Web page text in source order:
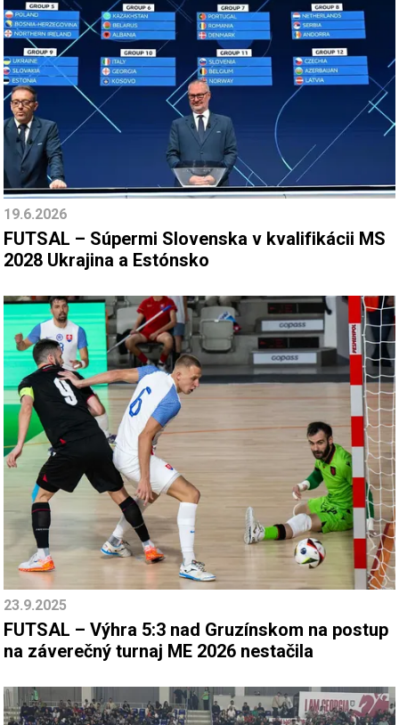
19.6.2026
FUTSAL – Súpermi Slovenska v kvalifikácii MS
2028 Ukrajina a Estónsko
23.9.2025
FUTSAL – Výhra 5:3 nad Gruzínskom na postup
na záverečný turnaj ME 2026 nestačila